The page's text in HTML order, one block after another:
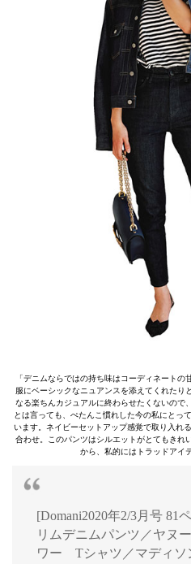
「デニムならではの持ち味はコーディネート
服にベーシックなニュアンスを添えてくれたり
なる楽ちんカジュアルに終わらせたくないので
とは言っても、ぺたんこ慣れした今の私にとっ
います。ネイビーセットアップ感覚で取り入れ
合わせ。このパンツはシルエットがとてもきれ
から、私的にはトラッドアイ
[Domani2020年2/3月号 81
リムデニムパンツ／ヤヌ
ワー Tシャツ／マディ